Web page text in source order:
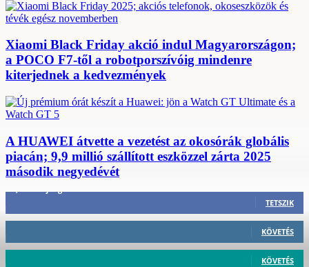
Xiaomi Black Friday akció indul Magyarországon;
a POCO F7-től a robotporszívóig mindenre
kiterjednek a kedvezmények
A HUAWEI átvette a vezetést az okosórák globális
piacán; 9,9 millió szállított eszközzel zárta 2025
második negyedévét
TETSZIK
KÖVETÉS
KÖVETÉS